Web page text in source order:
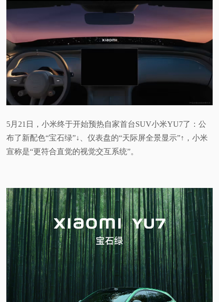
5月21日，小米终于开始预热自家首台SUV小米YU7了：公
布了新配色“宝石绿”↓、仪表盘的“天际屏全景显示”↑，小米
宣称是“更符合直觉的视觉交互系统”。